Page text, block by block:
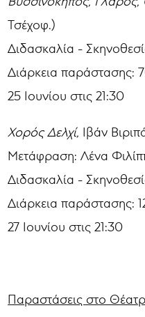
Τσέχοφ.)
Διδασκαλία -
Διάρκεια παράστασης:
25 Ιουνίου στις 21:30
Χορός Δελχί, Ιβάν
Μετάφραση: Λένα
Διδασκαλία -
Διάρκεια παράστασης:
27 Ιουνίου στις 21:30
Παραστάσεις στο